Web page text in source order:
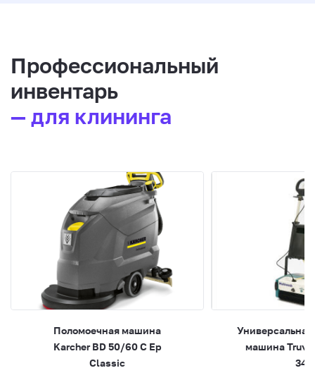
Профессиональный
инвентарь
— для клининга
Поломоечная машина
Karcher BD 50/60 C Ep
Classic
машина